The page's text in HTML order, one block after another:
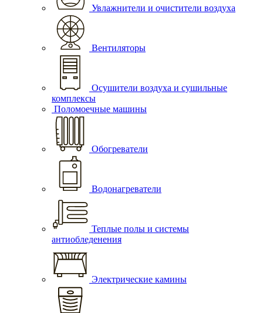
Увлажнители и очистители воздуха
Вентиляторы
Осушители воздуха и сушильные
комплексы
Поломоечные машины
Обогреватели
Водонагреватели
Теплые полы и системы
антиобледенения
Электрические камины